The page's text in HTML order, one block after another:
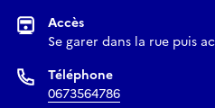
Accès
Se garer dans la rue puis
Téléphone
0673564786